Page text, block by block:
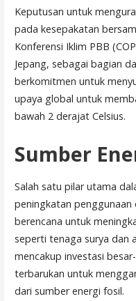
Keputusan untuk
pada kesepakatan
Konferensi Iklim PBB
Jepang, sebagai bagian
berkomitmen untuk
upaya global untuk
bawah 2 derajat Celsius.
Sumber
Salah satu pilar utama
peningkatan penggunaan
berencana untuk
seperti tenaga surya dan
mencakup investasi
terbarukan untuk
dari sumber energi fosil.